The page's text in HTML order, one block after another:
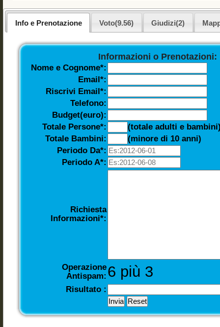
Info e Prenotazione Voto(9.56) Giudizi(2)
Informazioni o Prenotazioni:
Nome e Cognome*:
Email*:
Riscrivi Email*:
Telefono:
Budget(euro):
Totale Persone*:
(totale adulti e
Totale Bambini:
(minore di 10 anni)
Periodo Da*:
Periodo A*:
Richiesta
Informazioni*:
Operazione
Antispam: 6 più 3
Risultato :